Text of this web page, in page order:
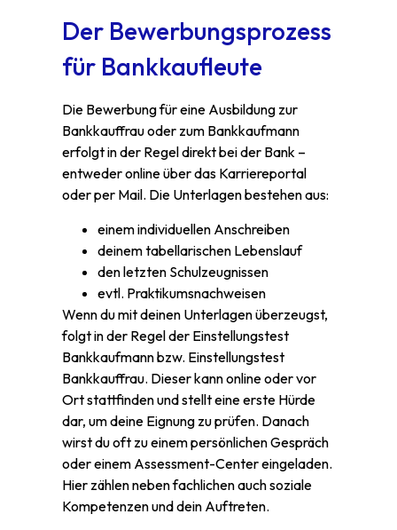
Der Bewerbungsprozess
für Bankkaufleute
Die Bewerbung für eine Ausbildung zur
Bankkauffrau oder zum Bankkaufmann
erfolgt in der Regel direkt bei der Bank –
entweder online über das Karriereportal
oder per Mail. Die Unterlagen bestehen aus:
einem individuellen Anschreiben
deinem tabellarischen Lebenslauf
den letzten Schulzeugnissen
evtl. Praktikumsnachweisen
Wenn du mit deinen Unterlagen überzeugst,
folgt in der Regel der Einstellungstest
Bankkaufmann bzw. Einstellungstest
Bankkauffrau. Dieser kann online oder vor
Ort stattfinden und stellt eine erste Hürde
dar, um deine Eignung zu prüfen. Danach
wirst du oft zu einem persönlichen Gespräch
oder einem Assessment-Center eingeladen.
Hier zählen neben fachlichen auch soziale
Kompetenzen und dein Auftreten.